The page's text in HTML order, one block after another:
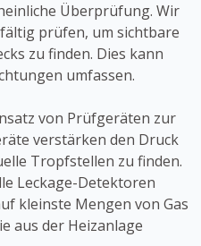
Überprüfung. Wir
prüfen, um sichtbare
zu finden. Dies kann
umfassen.
von Prüfgeräten zur
verstärken den Druck
Tropfstellen zu finden.
Leckage-Detektoren
kleinste Mengen von Gas
aus der Heizanlage